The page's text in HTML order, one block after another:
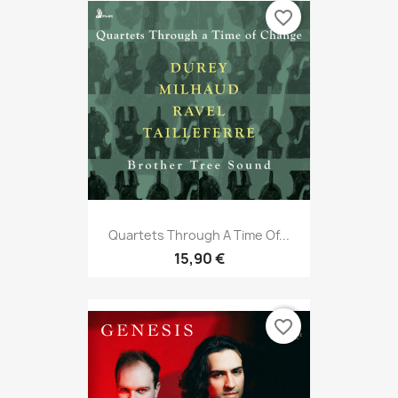
Quartets Through A Time Of...
15,90 €
favorite_border
favorite_border